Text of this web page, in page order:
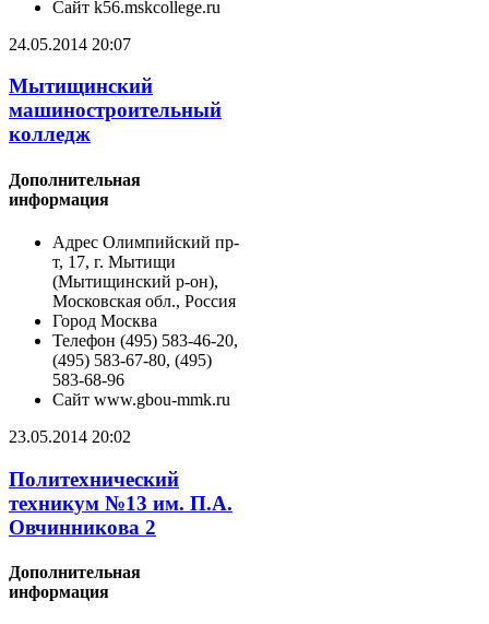
Сайт k56.mskcollege.ru
24.05.2014 20:07
Мытищинский
машиностроительный
колледж
Дополнительная
информация
Адрес Олимпийский пр-
т, 17, г. Мытищи
(Мытищинский р-он),
Московская обл., Россия
Город Москва
Телефон (495) 583-46-20,
(495) 583-67-80, (495)
583-68-96
Сайт www.gbou-mmk.ru
23.05.2014 20:02
Политехнический
техникум №13 им. П.А.
Овчинникова 2
Дополнительная
информация